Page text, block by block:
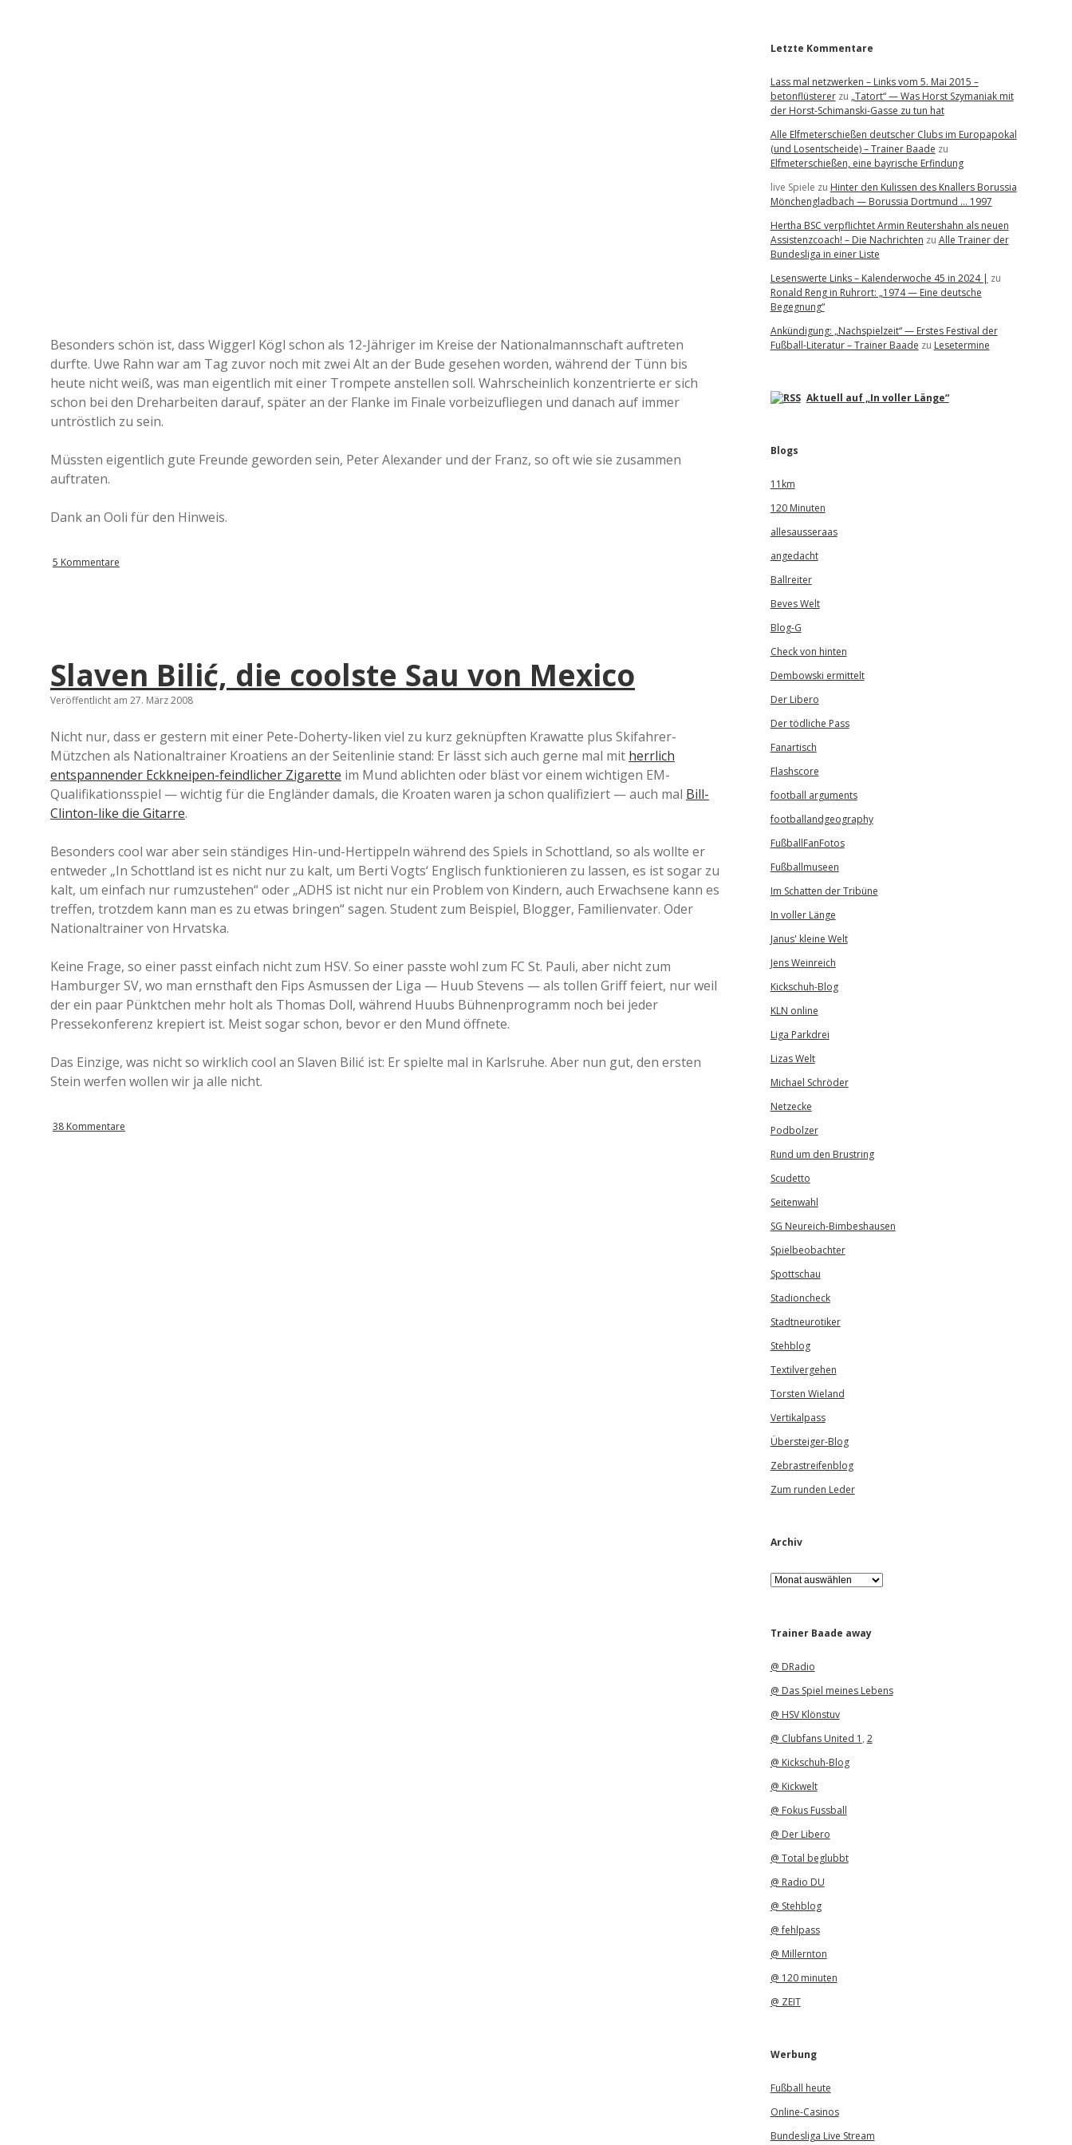
Besonders schön ist, dass Wiggerl Kögl schon als 12-Jähriger im Kreise der Nationalmannschaft auftreten
durfte. Uwe Rahn war am Tag zuvor noch mit zwei Alt an der Bude gesehen worden, während der Tünn bis
heute nicht weiß, was man eigentlich mit einer Trompete anstellen soll. Wahrscheinlich konzentrierte er sich
schon bei den Dreharbeiten darauf, später an der Flanke im Finale vorbeizufliegen und danach auf immer
untröstlich zu sein.
Müssten eigentlich gute Freunde geworden sein, Peter Alexander und der Franz, so oft wie sie zusammen
auftraten.
Dank an Ooli für den Hinweis.
5 Kommentare
Slaven Bilić, die coolste Sau von Mexico
Veröffentlicht am 27. März 2008
Nicht nur, dass er gestern mit einer Pete-Doherty-liken viel zu kurz geknüpften Krawatte plus Skifahrer-
Mützchen als Nationaltrainer Kroatiens an der Seitenlinie stand: Er lässt sich auch gerne mal mit herrlich
entspannender Eckkneipen-feindlicher Zigarette im Mund ablichten oder bläst vor einem wichtigen EM-
Qualifikationsspiel — wichtig für die Engländer damals, die Kroaten waren ja schon qualifiziert — auch mal Bill-
Clinton-like die Gitarre.
Besonders cool war aber sein ständiges Hin-und-Hertippeln während des Spiels in Schottland, so als wollte er
entweder „In Schottland ist es nicht nur zu kalt, um Berti Vogts‘ Englisch funktionieren zu lassen, es ist sogar zu
kalt, um einfach nur rumzustehen“ oder „ADHS ist nicht nur ein Problem von Kindern, auch Erwachsene kann es
treffen, trotzdem kann man es zu etwas bringen“ sagen. Student zum Beispiel, Blogger, Familienvater. Oder
Nationaltrainer von Hrvatska.
Keine Frage, so einer passt einfach nicht zum HSV. So einer passte wohl zum FC St. Pauli, aber nicht zum
Hamburger SV, wo man ernsthaft den Fips Asmussen der Liga — Huub Stevens — als tollen Griff feiert, nur weil
der ein paar Pünktchen mehr holt als Thomas Doll, während Huubs Bühnenprogramm noch bei jeder
Pressekonferenz krepiert ist. Meist sogar schon, bevor er den Mund öffnete.
Das Einzige, was nicht so wirklich cool an Slaven Bilić ist: Er spielte mal in Karlsruhe. Aber nun gut, den ersten
Stein werfen wollen wir ja alle nicht.
38 Kommentare
Letzte Kommentare
Lass mal netzwerken – Links vom 5. Mai 2015 –
betonflüstererzu „Tatort“ — Was Horst Szymaniak mit
der Horst-Schimanski-Gasse zu tun hat
Alle Elfmeterschießen deutscher Clubs im Europapokal
(und Losentscheide) – Trainer Baade zu
Elfmeterschießen, eine bayrische Erfindung
live Spiele zu Hinter den Kulissen des Knallers Borussia
Mönchengladbach — Borussia Dortmund … 1997
Hertha BSC verpflichtet Armin Reutershahn als neuen
Assistenzcoach! – Die Nachrichten zu Alle Trainer der
Bundesliga in einer Liste
Lesenswerte Links – Kalenderwoche 45 in 2024 | zu
Ronald Reng in Ruhrort: „1974 — Eine deutsche
Begegnung“
Ankündigung: „Nachspielzeit“ — Erstes Festival der
Fußball-Literatur – Trainer Baade zu Lesetermine
Aktuell auf „In voller Länge“
Blogs
11km
120 Minuten
allesausseraas
angedacht
Ballreiter
Beves Welt
Blog-G
Check von hinten
Dembowski ermittelt
Der Libero
Der tödliche Pass
Fanartisch
Flashscore
football arguments
footballandgeography
FußballFanFotos
Fußballmuseen
Im Schatten der Tribüne
In voller Länge
Janus' kleine Welt
Jens Weinreich
Kickschuh-Blog
KLN online
Liga Parkdrei
Lizas Welt
Michael Schröder
Netzecke
Podbolzer
Rund um den Brustring
Scudetto
Seitenwahl
SG Neureich-Bimbeshausen
Spielbeobachter
Spottschau
Stadioncheck
Stadtneurotiker
Stehblog
Textilvergehen
Torsten Wieland
Vertikalpass
Übersteiger-Blog
Zebrastreifenblog
Zum runden Leder
Archiv
A
r
iTrainer Baade away
@ DRadio
@ Das Spiel meines Lebens
@ HSV Klönstuv
@ Clubfans United 1 , 2
@ Kickschuh-Blog
@ Kickwelt
@ Fokus Fussball
@ Der Libero
@ Total beglubbt
@ Radio DU
@ Stehblog
@ fehlpass
@ Millernton
@ 120 minuten
@ ZEIT
Werbung
Fußball heute
Online-Casinos
Bundesliga Live Stream